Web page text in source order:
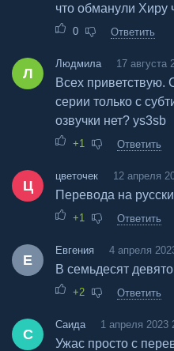
что обманули Хиру
0 Ответить
Л
Людмила 17 августа
Всех приветствую.
серии только с
озвучки нет? ys3sb
+1 Ответить
Ц
цветочек 12 апреля
Перевода на
+1 Ответить
Е
Евгения 4 апреля
В семьдесят
+2 Ответить
С
Саида 1 апреля 2023
Ужас просто с